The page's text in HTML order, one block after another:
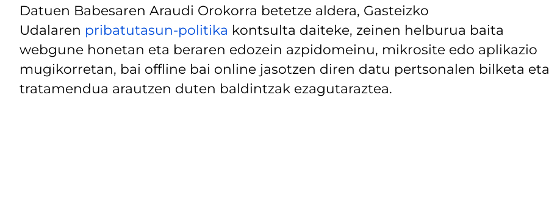
Datuen Babesaren Araudi Orokorra betetze aldera, Gasteizko
Udalaren pribatutasun-politika kontsulta daiteke, zeinen helburua baita
webgune honetan eta beraren edozein azpidomeinu, mikrosite edo aplikazio
mugikorretan, bai offline bai online jasotzen diren datu pertsonalen bilketa eta
tratamendua arautzen duten baldintzak ezagutaraztea.